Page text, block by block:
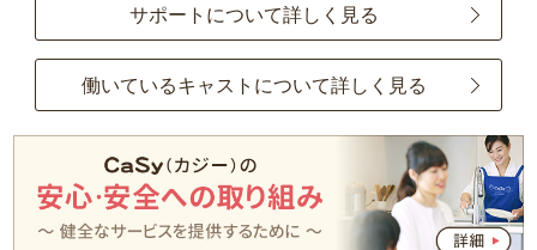
サポートについて詳しく見る
働いているキャストについて詳しく見る